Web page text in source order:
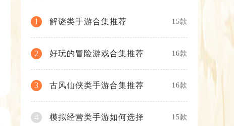
1 解谜类手游合集推荐 15款
2 好玩的冒险游戏合集推荐 16款
3 古风仙侠类手游合集推荐 16款
4 模拟经营类手游如何选择 15款